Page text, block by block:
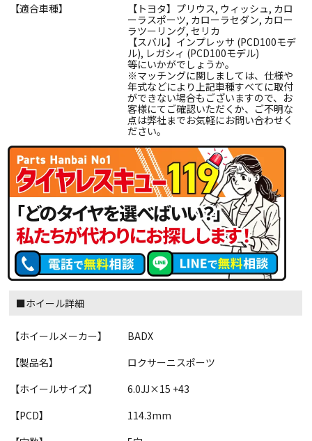
【適合車種】
【トヨタ】プリウス, ウィッシュ, カロ
ーラスポーツ, カローラセダン, カロー
ラツーリング, セリカ
【スバル】インプレッサ (PCD100モデ
ル), レガシィ (PCD100モデル)
等にいかがでしょうか。
※マッチングに関しましては、仕様や
年式などにより上記車種すべてに取付
ができない場合もございますので、お
客様にてご確認いただくか、ご不明な
点は弊社までお気軽にお問い合わせく
ださい。
■ホイール詳細
【ホイールメーカー】
BADX
【製品名】
ロクサーニスポーツ
【ホイールサイズ】
6.0JJ×15 +43
【PCD】
114.3mm